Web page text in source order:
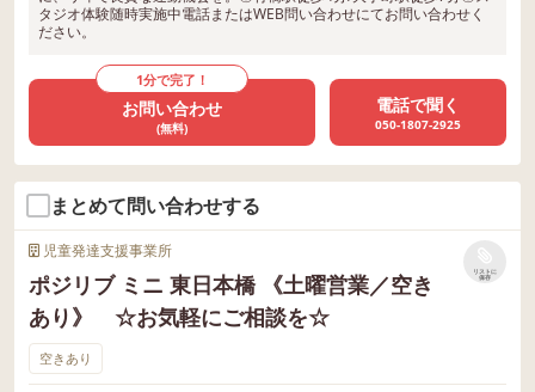
タジオ体験随時実施中電話またはWEB問い合わせにてお問い合わせく
ださい。
1分で完了！
お問い合わせ
(無料)
電話で聞く
050-1807-2925
まとめて問い合わせする
児童発達支援事業所
ポジリブ ミニ 東日本橋 《土曜営業／空き
あり》 ☆お気軽にご相談を☆
リストに
保存
空きあり